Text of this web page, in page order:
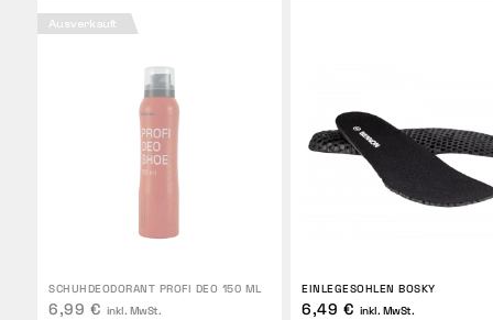
Ausverkauft
SCHUHDEODORANT PROFI DEO 150 ML
6,99 € inkl. MwSt.
EINLEGESOHLEN BOSKY
6,49 € inkl. MwSt.